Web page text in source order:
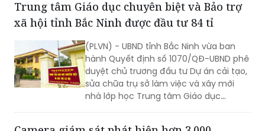
(PLVN) - UBND tỉnh Bắc Ninh vừa ban
hành Quyết định số 1070/QĐ-UBND phê
duyệt chủ trương đầu tư Dự án cải tạo,
sửa chữa trụ sở làm việc và xây mới
nhà lớp học Trung tâm Giáo dục
chuyên biệt và Bảo trợ xã hội tỉnh, với
tổng mức đầu tư dự kiến hơn 84 tỷ
đồng.
Camera giám sát phát hiện hơn 3.000